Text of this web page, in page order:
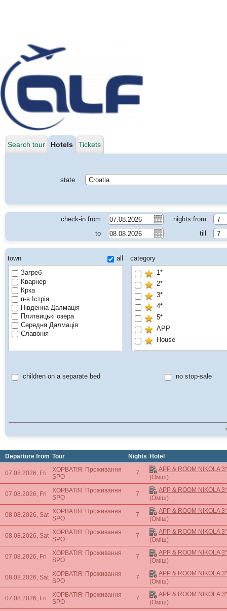
Search tour Hotels Tickets
state Croatia
check-in from nights from
7
to
till 7
town
all
Загреб
Кварнер
Крка
п-в Істрія
Південна Далмація
Плитвицькі озера
Середня Далмація
Славонія
category
1*
2*
3*
4*
5*
APP
House
Non Included Tourist
children on a separate bed no stop-sale
Departure from Tour Nights Hotel
07.08.2026, Fri
ХОРВАТІЯ: Проживання
SPO
7
APP & ROOM NIKOLA 3*
(Оміш)
07.08.2026, Fri
ХОРВАТІЯ: Проживання
SPO
7
APP & ROOM NIKOLA 3*
(Оміш)
08.08.2026, Sat ХОРВАТІЯ: Проживання
SPO
7
APP & ROOM NIKOLA 3*
(Оміш)
08.08.2026, Sat ХОРВАТІЯ: Проживання
SPO
7
APP & ROOM NIKOLA 3*
(Оміш)
07.08.2026, Fri
ХОРВАТІЯ: Проживання
SPO
7
APP & ROOM NIKOLA 3*
(Оміш)
08.08.2026, Sat ХОРВАТІЯ: Проживання
SPO
7
APP & ROOM NIKOLA 3*
(Оміш)
07.08.2026, Fri
ХОРВАТІЯ: Проживання
SPO
7
APP & ROOM NIKOLA 3*
(Оміш)